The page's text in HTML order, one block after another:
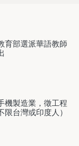
育部選派華語教師
機製造業，徵工程
台灣或印度人）